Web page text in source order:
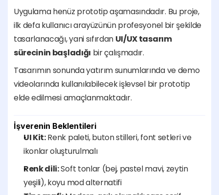
Uygulama henüz prototip aşamasındadır. Bu proje,
ilk defa kullanıcı arayüzünün profesyonel bir şekilde
tasarlanacağı, yani sıfırdan UI/UX tasarım
sürecinin başladığı bir çalışmadır.
Tasarımın sonunda yatırım sunumlarında ve demo
videolarında kullanılabilecek işlevsel bir prototip
elde edilmesi amaçlanmaktadır.
İşverenin Beklentileri
UI Kit: Renk paleti, buton stilleri, font setleri ve
ikonlar oluşturulmalı
Renk dili: Soft tonlar (bej, pastel mavi, zeytin
yeşili), koyu mod alternatifi